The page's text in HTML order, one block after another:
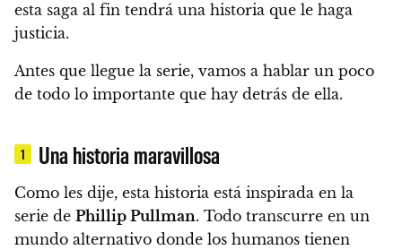
esta saga al fin tendrá una historia que le haga
justicia.
Antes que llegue la serie, vamos a hablar un poco
de todo lo importante que hay detrás de ella.
1 Una historia maravillosa
Como les dije, esta historia está inspirada en la
serie de Phillip Pullman. Todo transcurre en un
mundo alternativo donde los humanos tienen